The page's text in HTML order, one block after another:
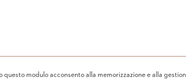
questo modulo acconsento alla memorizzazione e alla